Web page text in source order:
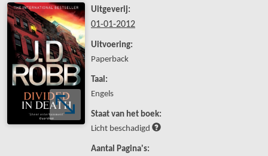
Uitgeverij:
01-01-2012
Uitvoering:
Paperback
Taal:
Engels
Staat van het boek:
Licht beschadigd
Aantal Pagina's: